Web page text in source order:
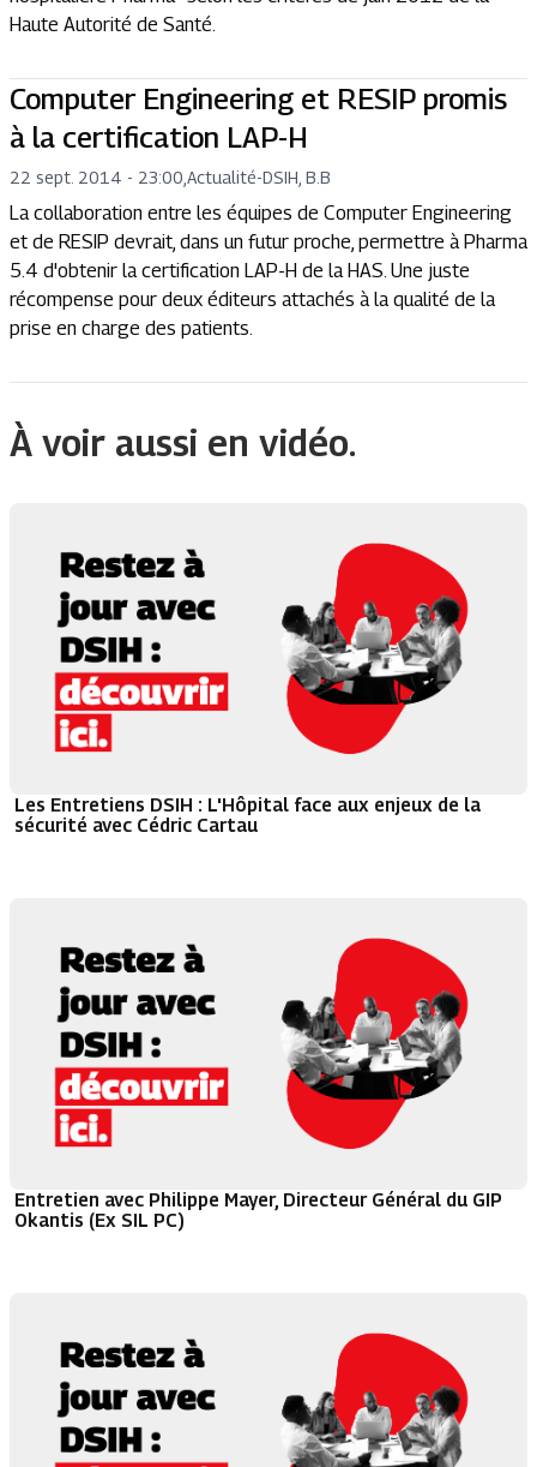
Haute Autorité de Santé.
Computer Engineering et RESIP promis
à la certification LAP-H
22 sept. 2014 - 23:00 Actualité-DSIH, B.B
La collaboration entre les équipes de Computer Engineering
et de RESIP devrait, dans un futur proche, permettre à Pharma
5.4 d'obtenir la certification LAP-H de la HAS. Une juste
récompense pour deux éditeurs attachés à la qualité de la
prise en charge des patients.
À voir aussi en vidéo.
Les Entretiens DSIH : L'Hôpital face aux enjeux de la
sécurité avec Cédric Cartau
Entretien avec Philippe Mayer, Directeur Général du GIP
Okantis (Ex SIL PC)